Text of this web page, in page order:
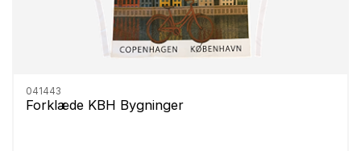
041443
Forklæde KBH Bygninger